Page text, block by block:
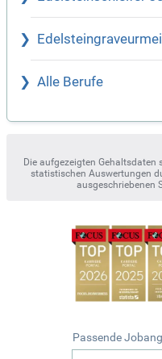
Alle Berufe
Die aufgezeigten
statistischen Auswertungen
ausgeschriebenen
Passende